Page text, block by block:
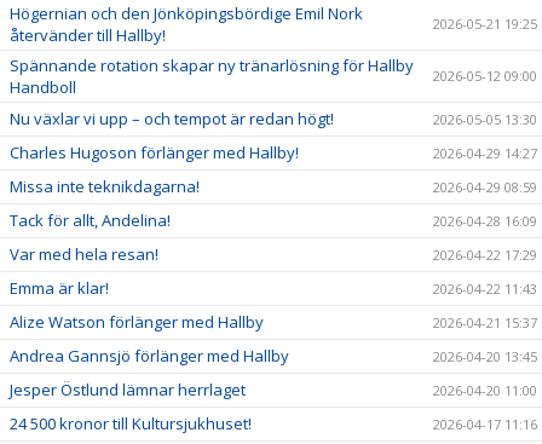
Högernian och den Jönköpingsbördige Emil Nork
återvänder till Hallby!
2026-05-21 19:25
Spännande rotation skapar ny tränarlösning för Hallby
Handboll
2026-05-12 09:00
Nu växlar vi upp – och tempot är redan högt! 2026-05-05 13:30
Charles Hugoson förlänger med Hallby! 2026-04-29 14:27
Missa inte teknikdagarna! 2026-04-29 08:59
Tack för allt, Andelina! 2026-04-28 16:09
Var med hela resan! 2026-04-22 17:29
Emma är klar! 2026-04-22 11:43
Alize Watson förlänger med Hallby 2026-04-21 15:37
Andrea Gannsjö förlänger med Hallby 2026-04-20 13:45
Jesper Östlund lämnar herrlaget 2026-04-20 11:00
24 500 kronor till Kultursjukhuset! 2026-04-17 11:16